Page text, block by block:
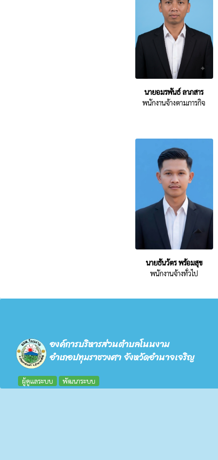
นายอมรพันธ์ ลาภสาร
พนักงานจ้างตามภารกิจ
นายธันวัตร พร้อมสุข
พนักงานจ้างทั่วไป
องค์การบริหารส่วนตำบลโนนงาม
อำเภอปทุมราชวงศา จังหวัดอำนาจเจริญ
ผู้ดูแลระบบ พัฒนาระบบ